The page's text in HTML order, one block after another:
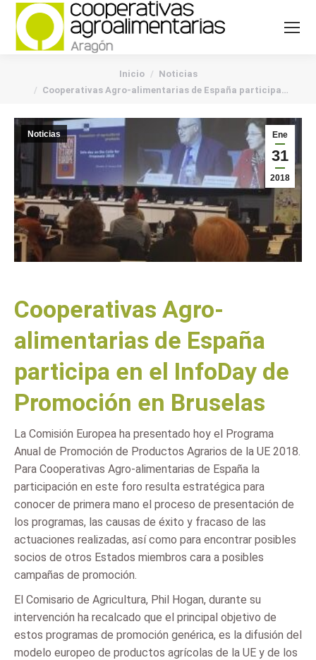
Inicio
Noticias
Cooperativas Agro-alimentarias de España participa…
Ene
31
2018
Noticias
Cooperativas Agro-
alimentarias de España
participa en el InfoDay de
Promoción en Bruselas
La Comisión Europea ha presentado hoy el Programa
Anual de Promoción de Productos Agrarios de la UE 2018.
Para Cooperativas Agro-alimentarias de España la
participación en este foro resulta estratégica para
conocer de primera mano el proceso de presentación de
los programas, las causas de éxito y fracaso de las
actuaciones realizadas, así como para encontrar posibles
socios de otros Estados miembros cara a posibles
campañas de promoción.
El Comisario de Agricultura, Phil Hogan, durante su
intervención ha recalcado que el principal objetivo de
estos programas de promoción genérica, es la difusión del
modelo europeo de productos agrícolas de la UE y de los